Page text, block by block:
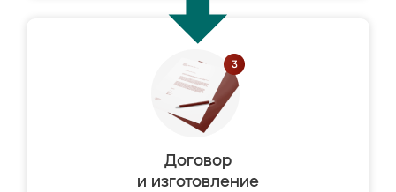
Договор
и изготовление